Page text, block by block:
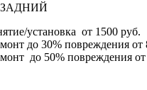
установка от 1500 руб.
до 30% повреждения от
до 50% повреждения от